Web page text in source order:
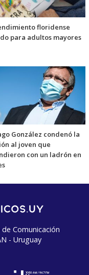
floridense
para adultos mayores
González condenó la
al joven que
con un ladrón en
Comunicación
- Uruguay